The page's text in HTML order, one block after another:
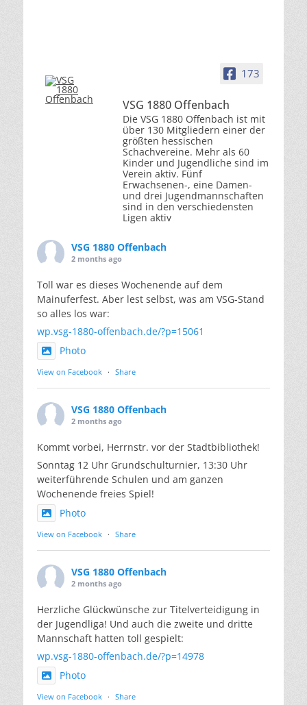
173
VSG 1880 Offenbach
Die VSG 1880 Offenbach ist mit
über 130 Mitgliedern einer der
größten hessischen
Schachvereine. Mehr als 60
Kinder und Jugendliche sind im
Verein aktiv. Fünf
Erwachsenen-, eine Damen-
und drei Jugendmannschaften
sind in den verschiedensten
Ligen aktiv
VSG 1880 Offenbach
2 months ago
Toll war es dieses Wochenende auf dem
Mainuferfest. Aber lest selbst, was am VSG-Stand
so alles los war:
wp.vsg-1880-offenbach.de/?p=15061
Photo
View on Facebook · Share
VSG 1880 Offenbach
2 months ago
Kommt vorbei, Herrnstr. vor der Stadtbibliothek!
Sonntag 12 Uhr Grundschulturnier, 13:30 Uhr
weiterführende Schulen und am ganzen
Wochenende freies Spiel!
Photo
View on Facebook · Share
VSG 1880 Offenbach
2 months ago
Herzliche Glückwünsche zur Titelverteidigung in
der Jugendliga! Und auch die zweite und dritte
Mannschaft hatten toll gespielt:
wp.vsg-1880-offenbach.de/?p=14978
Photo
View on Facebook · Share